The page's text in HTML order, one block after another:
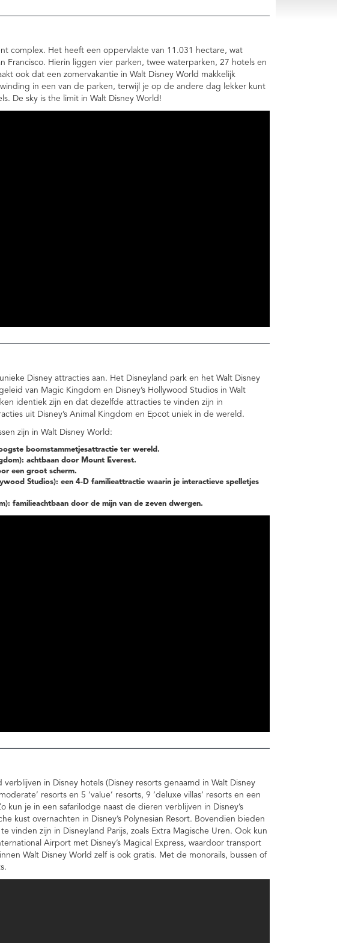
complex. Het heeft een oppervlakte van 11.031 hectare, wat
Francisco. Hierin liggen vier parken, twee waterparken, 27 hotels en
ook dat een zomervakantie in Walt Disney World makkelijk
in een van de parken, terwijl je op de andere dag lekker kunt
De sky is the limit in Walt Disney World!
Disney attracties aan. Het Disneyland park en het Walt Disney
van Magic Kingdom en Disney’s Hollywood Studios in Walt
identiek zijn en dat dezelfde attracties te vinden zijn in
uit Disney’s Animal Kingdom en Epcot uniek in de wereld.
zijn in Walt Disney World:
boomstammetjesattractie ter wereld.
achtbaan door Mount Everest.
een groot scherm.
Studios): een 4-D familieattractie waarin je interactieve spelletjes
familieachtbaan door de mijn van de zeven dwergen.
verblijven in Disney hotels (Disney resorts genaamd in Walt Disney
resorts en 5 ‘value’ resorts, 9 ‘deluxe villas’ resorts en een
kun je in een safarilodge naast de dieren verblijven in Disney’s
kust overnachten in Disney’s Polynesian Resort. Bovendien bieden
vinden zijn in Disneyland Parijs, zoals Extra Magische Uren. Ook kun
Airport met Disney’s Magical Express, waardoor transport
Walt Disney World zelf is ook gratis. Met de monorails, bussen of